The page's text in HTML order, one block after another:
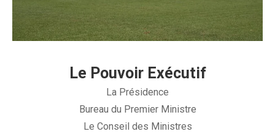
Le Pouvoir Exécutif
La Présidence
Bureau du Premier Ministre
Le Conseil des Ministres